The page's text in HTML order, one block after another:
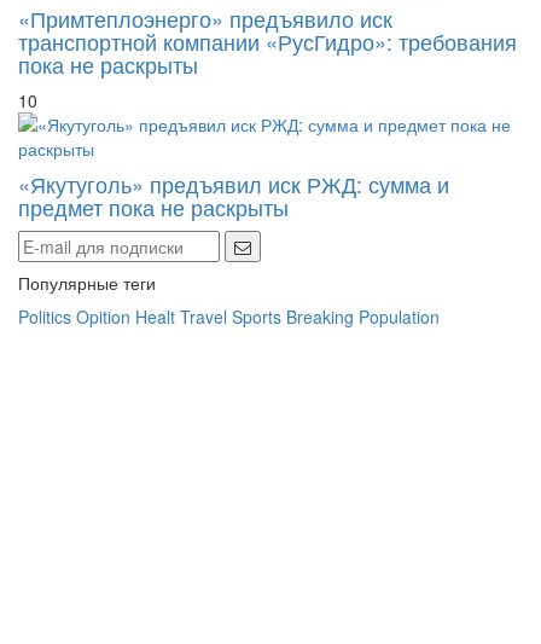
«Примтеплоэнерго» предъявило иск
транспортной компании «РусГидро»: требования
пока не раскрыты
10
«Якутуголь» предъявил иск РЖД: сумма и
предмет пока не раскрыты
Популярные теги
Politics Opition Healt Travel Sports Breaking Population